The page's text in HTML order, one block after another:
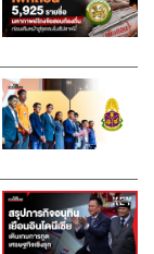
กิตติ์​ สุทธา
นันต์
อิสสรานุสรณ์,